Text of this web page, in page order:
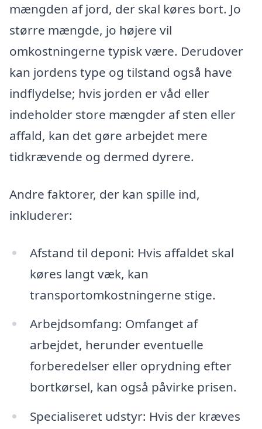
mængden af jord, der skal køres bort. Jo
større mængde, jo højere vil
omkostningerne typisk være. Derudover
kan jordens type og tilstand også have
indflydelse; hvis jorden er våd eller
indeholder store mængder af sten eller
affald, kan det gøre arbejdet mere
tidkrævende og dermed dyrere.
Andre faktorer, der kan spille ind,
inkluderer:
Afstand til deponi: Hvis affaldet skal
køres langt væk, kan
transportomkostningerne stige.
Arbejdsomfang: Omfanget af
arbejdet, herunder eventuelle
forberedelser eller oprydning efter
bortkørsel, kan også påvirke prisen.
Specialiseret udstyr: Hvis der kræves